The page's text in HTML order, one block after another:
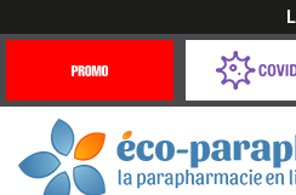
Offres
Coronavirus